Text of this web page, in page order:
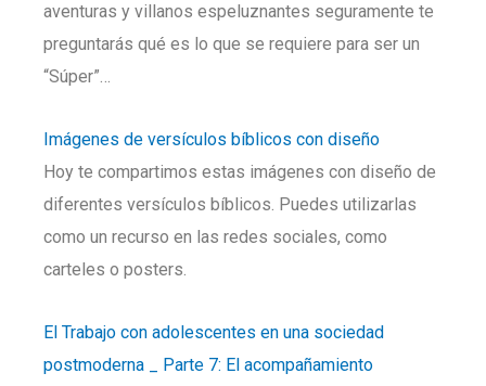
aventuras y villanos espeluznantes seguramente te
preguntarás qué es lo que se requiere para ser un
“Súper”…
Imágenes de versículos bíblicos con diseño
Hoy te compartimos estas imágenes con diseño de
diferentes versículos bíblicos. Puedes utilizarlas
como un recurso en las redes sociales, como
carteles o posters.
El Trabajo con adolescentes en una sociedad
postmoderna _ Parte 7: El acompañamiento